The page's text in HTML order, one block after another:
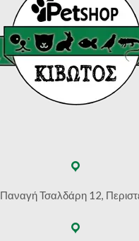
Παναγή Τσαλδάρη 12,